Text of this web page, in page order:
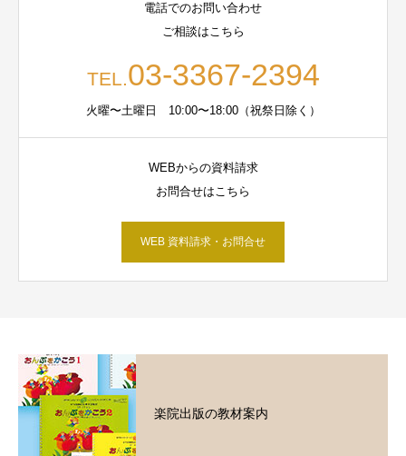
電話でのお問い合わせ
ご相談はこちら
TEL.03-3367-2394
火曜〜土曜日 10:00〜18:00（祝祭日除く）
WEBからの資料請求
お問合せはこちら
WEB 資料請求・お問合せ
楽院出版の教材案内